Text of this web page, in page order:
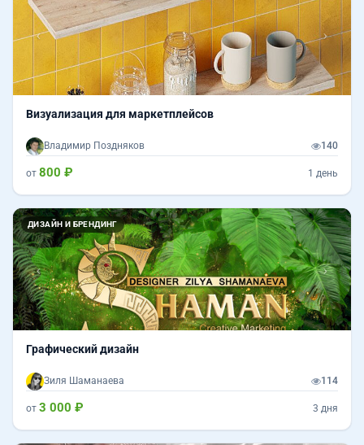
Визуализация для маркетплейсов
Владимир Поздняков 140
от 800 ₽ 1 день
ДИЗАЙН И БРЕНДИНГ
Назад
Графический дизайн
Зиля Шаманаева 114
от 3 000 ₽ 3 дня